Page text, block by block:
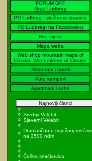
FORUM OFF
Grad Ludbreg
PD Ludbreg - službene stranice
PD Ludbreg- na Facebook-u
Eko vijesti
Mapa weba
Web shop mountain maps of
Croatia, Wanderkarte of Croatia
Restorani i hoteli
Auto kampovi
Apartmani i sobe
Najnoviji članci
Srednji Velebit
Sjeverni Velebit
Dramatično u snježnoj mećavi
na 2500 ndm
Češka smrčkovica